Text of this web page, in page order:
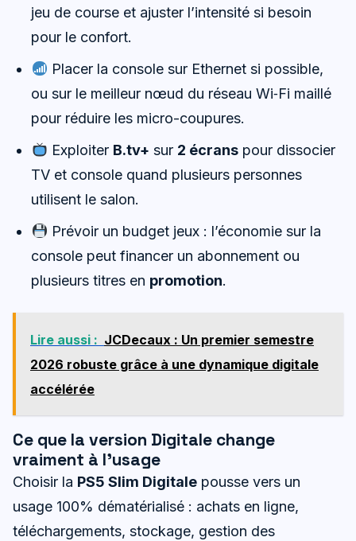
jeu de course et ajuster l’intensité si besoin
pour le confort.
Placer la console sur Ethernet si possible,
ou sur le meilleur nœud du réseau Wi‑Fi maillé
pour réduire les micro-coupures.
Exploiter B.tv+ sur 2 écranspour dissocier
TV et console quand plusieurs personnes
utilisent le salon.
Prévoir un budget jeux : l’économie sur la
console peut financer un abonnement ou
plusieurs titres en promotion.
Lire aussi : JCDecaux : Un premier semestre
2026 robuste grâce à une dynamique digitale
accélérée
Ce que la version Digitale change
vraiment à l’usage
Choisir la PS5 Slim Digitale pousse vers un
usage 100% dématérialisé : achats en ligne,
téléchargements, stockage, gestion des